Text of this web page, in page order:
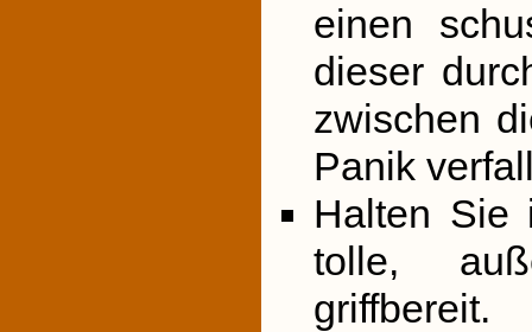
einen
dieser
zwischen
Panik
Halten Sie
tolle,
griffbereit.